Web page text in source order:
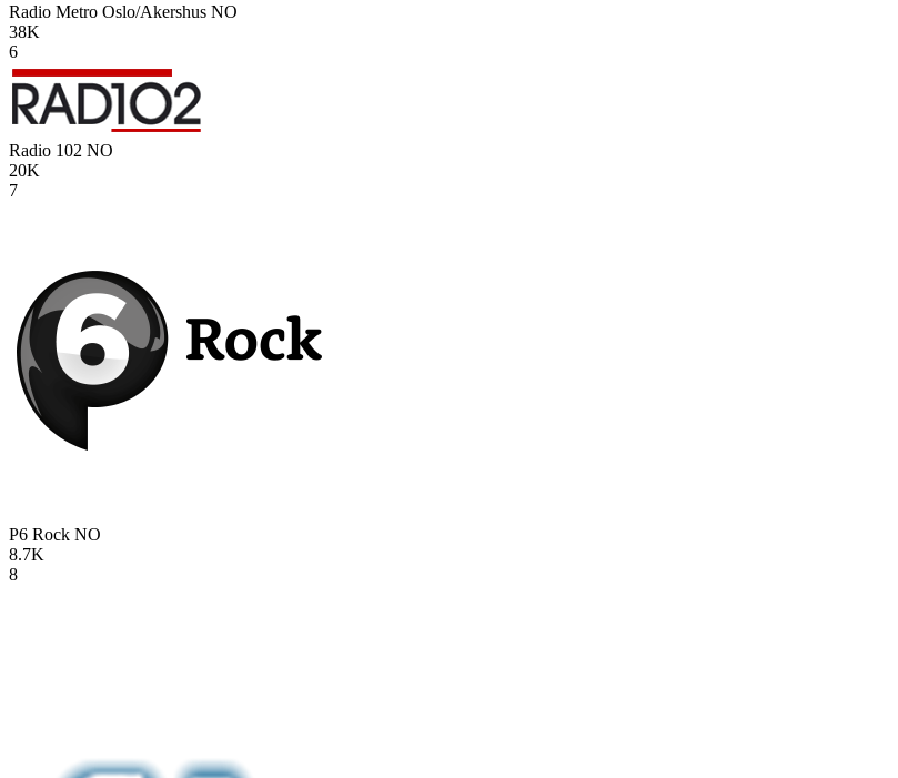
Radio Metro Oslo/Akershus NO
38K
6
Radio 102 NO
20K
7
P6 Rock NO
8.7K
8